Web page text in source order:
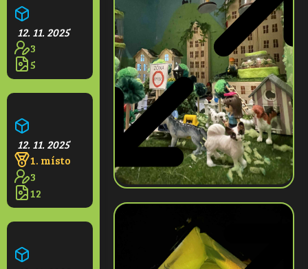
12. 11. 2025
3
5
Dream city Eco Paradise
12. 11. 2025
1. místo
3
12
Zelené město budoucnosti